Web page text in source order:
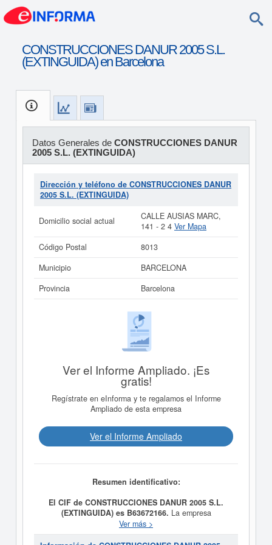
CONSTRUCCIONES DANUR 2005 S.L.
(EXTINGUIDA) en Barcelona
Datos Generales de CONSTRUCCIONES DANUR
2005 S.L. (EXTINGUIDA)
Dirección y teléfono de CONSTRUCCIONES DANUR
2005 S.L. (EXTINGUIDA)
Domicilio social actual
CALLE AUSIAS MARC,
141 - 2 4 Ver Mapa
Código Postal
8013
Municipio
BARCELONA
Provincia
Barcelona
Ver el Informe Ampliado. ¡Es
gratis!
Regístrate en eInforma y te regalamos el Informe
Ampliado de esta empresa
Ver el Informe Ampliado
Resumen identificativo:
El CIF de CONSTRUCCIONES DANUR 2005 S.L.
(EXTINGUIDA) es B63672166. La empresa
CONSTRUCCIONES DANUR 2005 S.L. (EXTINGUIDA)
tiene como objetivo REALIZACION COMO
Ver más >